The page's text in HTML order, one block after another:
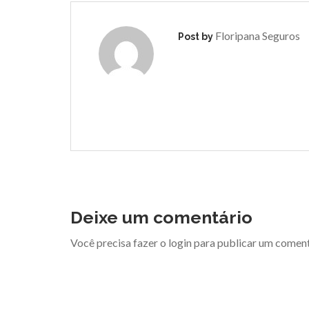
Post by Floripana Seguros
Deixe um comentário
Você precisa fazer o login para publicar um